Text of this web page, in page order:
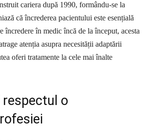
cariera după 1990, formându-se la
că încrederea pacientului este esențială
încredere în medic încă de la început, acesta
atenția asupra necesității adaptării
oferi tratamente la cele mai înalte
respectul o